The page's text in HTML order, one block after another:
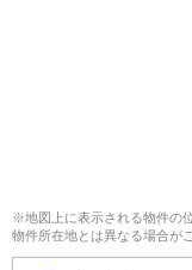
※地図上に表示される物件の
物件所在地とは異なる場合が